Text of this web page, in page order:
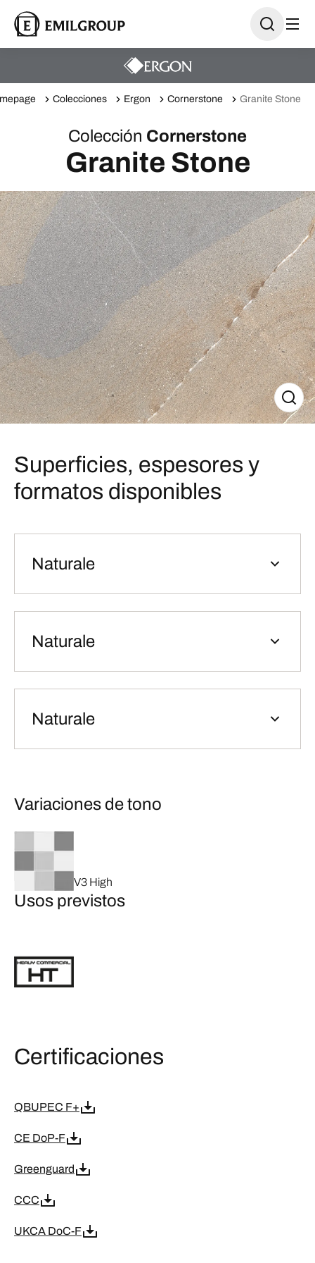
Colecciones Ergon Cornerstone Granite Stone
Colección Cornerstone
Granite Stone
Superficies, espesores y
formatos disponibles
Naturale
Naturale
Naturale
Variaciones de tono
V3 High
Usos previstos
Certificaciones
QBUPEC F+
CE DoP-F
Greenguard
CCC
UKCA DoC-F